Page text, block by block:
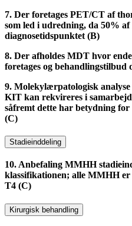
7. Der foretages PET/CT af
som led i udredning, da 50%
diagnosetidspunktet (B)
8. Der afholdes MDT hvor
foretages og behandlingstilbud
9. Molekylærpatologisk
KIT kan rekvireres i
såfremt dette har betydning
(C)
Stadieinddeling
10. Anbefaling MMHH
klassifikationen; alle MMHH er
T4 (C)
Kirurgisk behandling